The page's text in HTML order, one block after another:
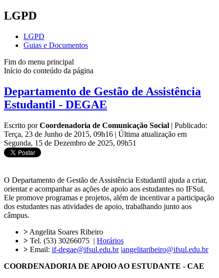
LGPD
LGPD
Guias e Documentos
Fim do menu principal
Início do conteúdo da página
Departamento de Gestão de Assistência
Estudantil - DEGAE
Escrito porCoordenadoria de Comunicação Social | Publicado:
Terça, 23 de Junho de 2015, 09h16 | Última atualização em
Segunda, 15 de Dezembro de 2025, 09h51
O Departamento de Gestão de Assistência Estudantil ajuda a criar,
orientar e acompanhar as ações de apoio aos estudantes no IFSul.
Ele promove programas e projetos, além de incentivar a participação
dos estudantes nas atividades de apoio, trabalhando junto aos
câmpus.
> Angelita Soares Ribeiro
> Tel. (53) 30266075 | Horários
> Email: if-degae@ifsul.edu.br|angelitaribeiro@ifsul.edu.br
COORDENADORIA DE APOIO AO ESTUDANTE - CAE